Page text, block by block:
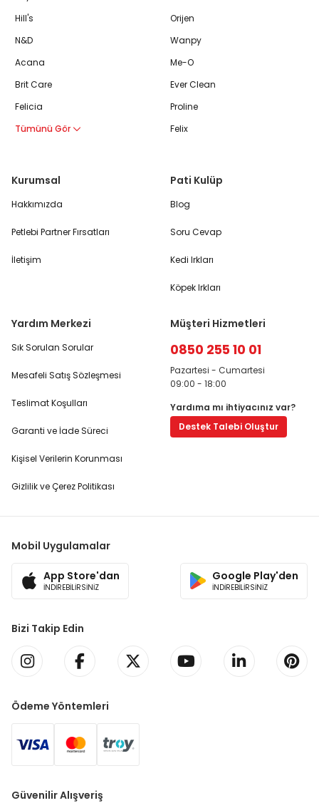
Hill's
N&D
Acana
Brit Care
Felicia
Tümünü Gör
Orijen
Wanpy
Me-O
Ever Clean
Proline
Felix
Kurumsal
Hakkımızda
Petlebi Partner Fırsatları
İletişim
Pati Kulüp
Blog
Soru Cevap
Kedi Irkları
Köpek Irkları
Yardım Merkezi
Sık Sorulan Sorular
Mesafeli Satış Sözleşmesi
Teslimat Koşulları
Garanti ve İade Süreci
Kişisel Verilerin Korunması
Gizlilik ve Çerez Politikası
Müşteri Hizmetleri
0850 255 10 01
Pazartesi - Cumartesi
09:00 - 18:00
Yardıma mı ihtiyacınız var?
Destek Talebi Oluştur
Mobil Uygulamalar
App Store'dan
İNDİREBİLİRSİNİZ
Google Play'den
İNDİREBİLİRSİNİZ
Bizi Takip Edin
Ödeme Yöntemleri
Güvenilir Alışveriş